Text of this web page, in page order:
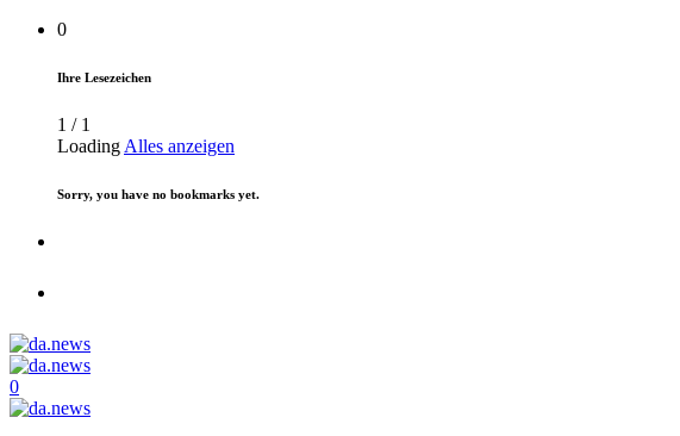
0
Ihre Lesezeichen
1 / 1
Loading Alles anzeigen
Sorry, you have no bookmarks yet.
0